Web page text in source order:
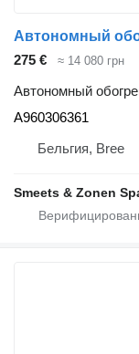
275 € ≈ 14 080 грн
Автономный
A960306361
Бельгия, Bree
Smeets & Zonen